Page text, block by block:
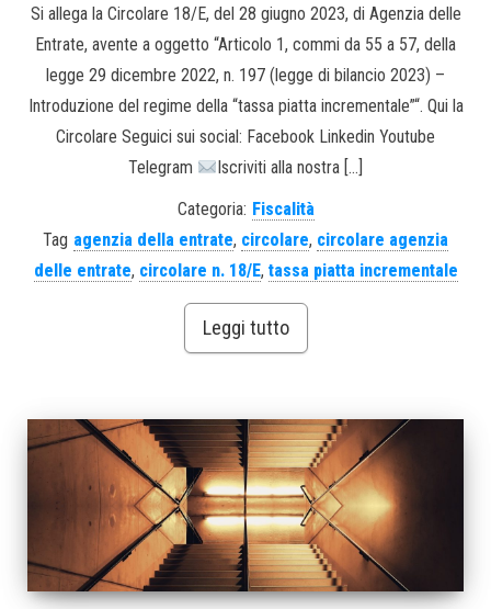
Si allega la Circolare 18/E, del 28 giugno 2023, di Agenzia delle
Entrate, avente a oggetto “Articolo 1, commi da 55 a 57, della
legge 29 dicembre 2022, n. 197 (legge di bilancio 2023) –
Introduzione del regime della “tassa piatta incrementale”“. Qui la
Circolare Seguici sui social: Facebook Linkedin Youtube
Telegram
Iscriviti alla nostra […]
Categoria: Fiscalità
Tag agenzia della entrate, circolare, circolare agenzia
delle entrate, circolare n. 18/E, tassa piatta incrementale
Leggi tutto